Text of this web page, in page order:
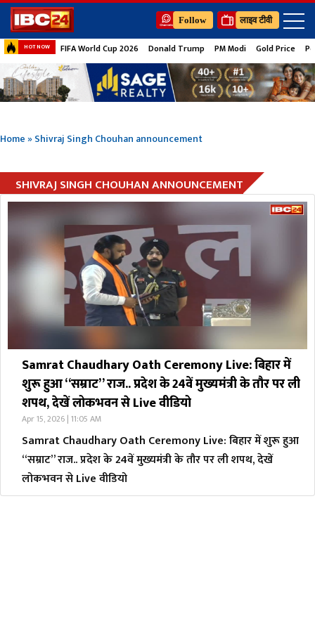
Follow लाइव टीवी
HOT NOW FIFA World Cup 2026 Donald Trump PM Modi Gold Price
Home»Shivraj Singh Chouhan announcement
SHIVRAJ SINGH CHOUHAN ANNOUNCEMENT
Samrat Chaudhary Oath Ceremony Live: बिहार में
शुरू हुआ “सम्राट” राज.. प्रदेश के 24वें मुख्यमंत्री के तौर पर ली
शपथ, देखें लोकभवन से Live वीडियो
Apr 15, 2026 | 11:05 AM
Samrat Chaudhary Oath Ceremony Live: बिहार में शुरू हुआ
“सम्राट” राज.. प्रदेश के 24वें मुख्यमंत्री के तौर पर ली शपथ, देखें
लोकभवन से Live वीडियो